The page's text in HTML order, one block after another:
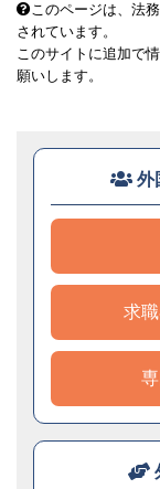
このページは、法
されています。
このサイトに追加で
願いします。
外
求